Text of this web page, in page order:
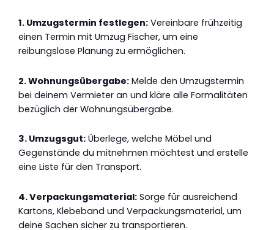
1. Umzugstermin festlegen: Vereinbare frühzeitig
einen Termin mit Umzug Fischer, um eine
reibungslose Planung zu ermöglichen.
2. Wohnungsübergabe: Melde den Umzugstermin
bei deinem Vermieter an und kläre alle Formalitäten
bezüglich der Wohnungsübergabe.
3. Umzugsgut: Überlege, welche Möbel und
Gegenstände du mitnehmen möchtest und erstelle
eine Liste für den Transport.
4. Verpackungsmaterial: Sorge für ausreichend
Kartons, Klebeband und Verpackungsmaterial, um
deine Sachen sicher zu transportieren.